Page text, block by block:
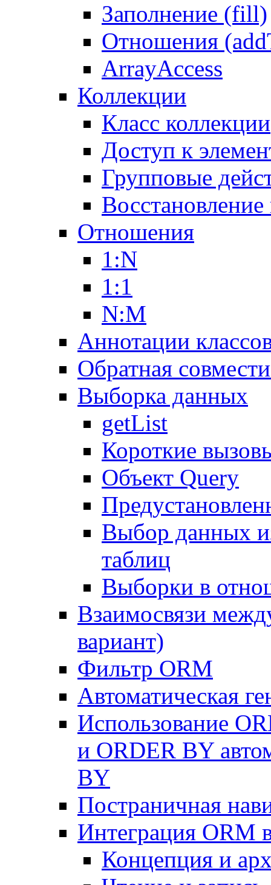
Заполнение (fill)
Отношения
ArrayAccess
Коллекции
Класс коллекции
Доступ к
Групповые
Отношения
1:N
1:1
N:M
Аннотации
Обратная
Выборка данных
getList
Короткие
Объект Query
Выбор данных
таблиц
Выборки в
Взаимосвязи
вариант)
Фильтр ORM
Автоматическая
Использование
и ORDER BY
BY
Постраничная
Интеграция ORM
Концепция и